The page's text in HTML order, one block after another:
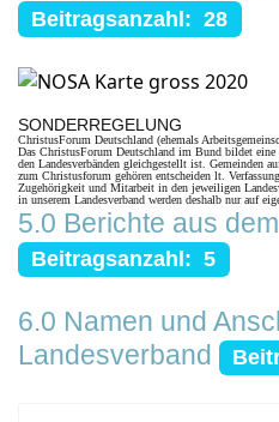
Beitragsanzahl: 28
SONDERREGELUNG
ChristusForum Deutschland (ehemals
Das ChristusForum Deutschland im Bund bildet eine
den Landesverbänden gleichgestellt ist. Gemeinden
zum Christusforum gehören entscheiden lt.
Zugehörigkeit und Mitarbeit in den jeweiligen
in unserem Landesverband werden deshalb nur auf
5.0 Berichte aus
Beitragsanzahl: 5
6.0 Namen und
Landesverband